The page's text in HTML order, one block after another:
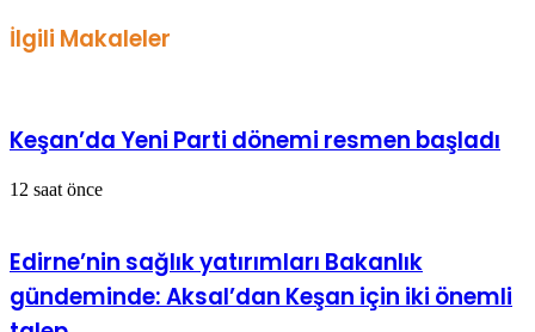
İlgili Makaleler
Keşan’da Yeni Parti dönemi resmen başladı
12 saat önce
Edirne’nin sağlık yatırımları Bakanlık
gündeminde: Aksal’dan Keşan için iki önemli